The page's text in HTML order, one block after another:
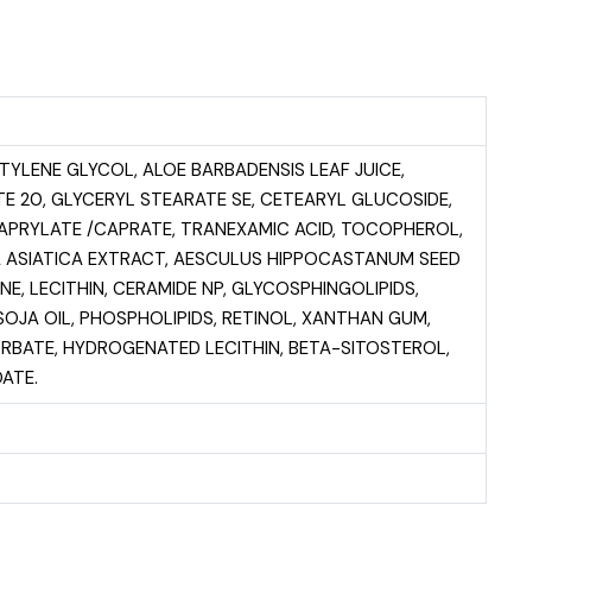
GLYCOL, ALOE BARBADENSIS LEAF JUICE,
20, GLYCERYL STEARATE SE, CETEARYL GLUCOSIDE,
/CAPRATE, TRANEXAMIC ACID, TOCOPHEROL,
EXTRACT, AESCULUS HIPPOCASTANUM SEED
LECITHIN, CERAMIDE NP, GLYCOSPHINGOLIPIDS,
OIL, PHOSPHOLIPIDS, RETINOL, XANTHAN GUM,
HYDROGENATED LECITHIN, BETA-SITOSTEROL,